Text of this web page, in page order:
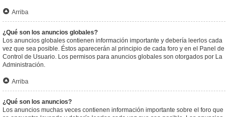
Arriba
¿Qué son los anuncios globales?
Los anuncios globales contienen información importante y debería leerlos cada
vez que sea posible. Éstos aparecerán al principio de cada foro y en el Panel de
Control de Usuario. Los permisos para anuncios globales son otorgados por La
Administración.
Arriba
¿Qué son los anuncios?
Los anuncios muchas veces contienen información importante sobre el foro que